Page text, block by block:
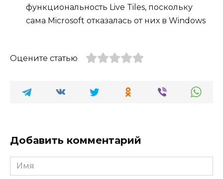
функциональность Live Tiles, поскольку
сама Microsoft отказалась от них в Windows
Оцените статью
Добавить комментарий
Имя
*